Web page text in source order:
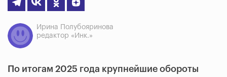
Ирина Полубояринова
редактор «Инк.»
По итогам 2025 года крупнейшие обороты